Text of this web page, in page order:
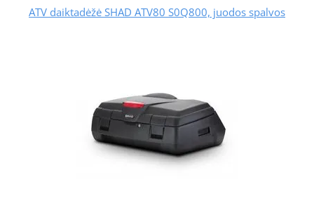
ATV daiktadėžė SHAD ATV80 S0Q800, juodos spalvos